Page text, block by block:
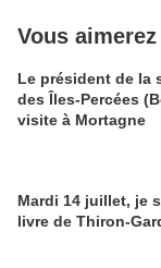
Vous
Le président de la
des Îles-Percées
visite à Mortagne
Mardi 14 juillet, je
livre de Thiron-